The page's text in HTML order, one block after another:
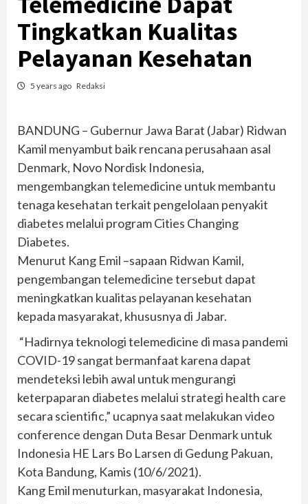
Tingkatkan Kualitas
Pelayanan Kesehatan
5 years ago Redaksi
BANDUNG – Gubernur Jawa Barat (Jabar) Ridwan
Kamil menyambut baik rencana perusahaan asal
Denmark, Novo Nordisk Indonesia,
mengembangkan telemedicine untuk membantu
tenaga kesehatan terkait pengelolaan penyakit
diabetes melalui program Cities Changing
Diabetes.
Menurut Kang Emil –sapaan Ridwan Kamil,
pengembangan telemedicine tersebut dapat
meningkatkan kualitas pelayanan kesehatan
kepada masyarakat, khususnya di Jabar.
“Hadirnya teknologi telemedicine di masa pandemi
COVID-19 sangat bermanfaat karena dapat
mendeteksi lebih awal untuk mengurangi
keterpaparan diabetes melalui strategi health care
secara scientific,” ucapnya saat melakukan video
conference dengan Duta Besar Denmark untuk
Indonesia HE Lars Bo Larsen di Gedung Pakuan,
Kota Bandung, Kamis (10/6/2021).
Kang Emil menuturkan, masyarakat Indonesia,